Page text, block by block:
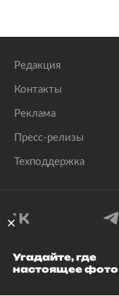
Редакция
Контакты
Реклама
Пресс-релизы
Техподдержка
©
Угадайте, где
настоящее фото